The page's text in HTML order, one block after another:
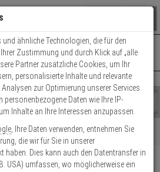
schließen
IM WARENKORB
Ihr Warenkorb ist momentan leer.
()
Fertig
- Do.: 8:00 - 16:30 | Fr.: 8:00 - 14:00 Uhr
nutzen
ähnliche Technologien, die für den
Zustimmung und durch Klick auf „alle
Partner zusätzliche Cookies, um Ihr
personalisierte Inhalte und relevante
zur Optimierung unserer Services
personenbezogene Daten wie Ihre IP-
Inhalte an Ihre Interessen anzupassen.
, Ihre Daten verwenden, entnehmen Sie
die wir für Sie in unserer
haben. Dies kann auch den Datentransfer in
USA) umfassen, wo möglicherweise ein